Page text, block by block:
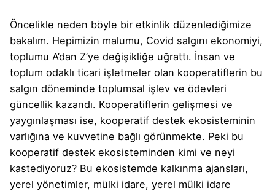
Öncelikle neden böyle bir etkinlik düzenlediğimize
bakalım. Hepimizin malumu, Covid salgını ekonomiyi,
toplumu A’dan Z’ye değişikliğe uğrattı. İnsan ve
toplum odaklı ticari işletmeler olan kooperatiflerin bu
salgın döneminde toplumsal işlev ve ödevleri
güncellik kazandı. Kooperatiflerin gelişmesi ve
yaygınlaşması ise, kooperatif destek ekosisteminin
varlığına ve kuvvetine bağlı görünmekte. Peki bu
kooperatif destek ekosisteminden kimi ve neyi
kastediyoruz? Bu ekosistemde kalkınma ajansları,
yerel yönetimler, mülki idare, yerel mülki idare